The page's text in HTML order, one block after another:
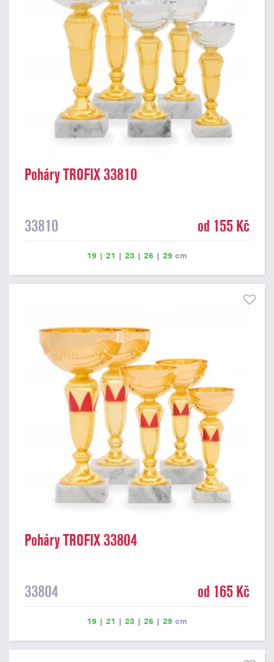
Poháry TROFIX 33810
33810 od 155 Kč
19 | 21 | 23 | 26 | 29 cm
Poháry TROFIX 33804
33804 od 165 Kč
19 | 21 | 23 | 26 | 29 cm